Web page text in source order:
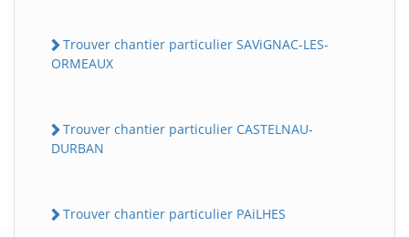
Trouver chantier particulier SAViGNAC-LES-
ORMEAUX
Trouver chantier particulier CASTELNAU-
DURBAN
Trouver chantier particulier PAiLHES